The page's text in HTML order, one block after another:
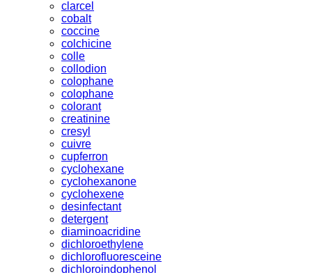
clarcel
cobalt
coccine
colchicine
colle
collodion
colophane
colophane
colorant
creatinine
cresyl
cuivre
cupferron
cyclohexane
cyclohexanone
cyclohexene
desinfectant
detergent
diaminoacridine
dichloroethylene
dichlorofluoresceine
dichloroindophenol